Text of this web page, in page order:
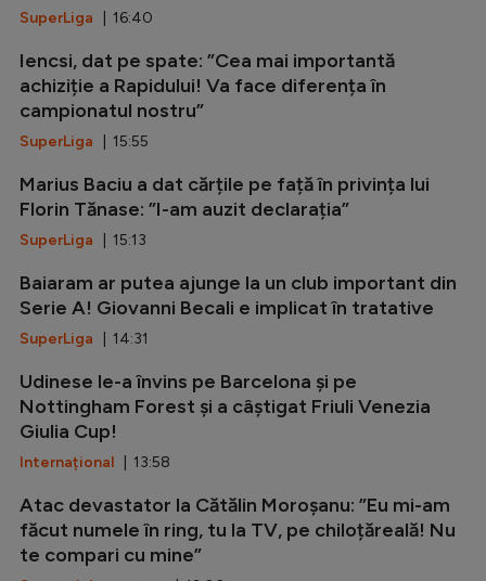
SuperLiga | 16:40
Iencsi, dat pe spate: ”Cea mai importantă
achiziție a Rapidului! Va face diferența în
campionatul nostru”
SuperLiga | 15:55
Marius Baciu a dat cărțile pe față în privința lui
Florin Tănase: ”I-am auzit declarația”
SuperLiga | 15:13
Baiaram ar putea ajunge la un club important din
Serie A! Giovanni Becali e implicat în tratative
SuperLiga | 14:31
Udinese le-a învins pe Barcelona și pe
Nottingham Forest și a câștigat Friuli Venezia
Giulia Cup!
Internațional | 13:58
Atac devastator la Cătălin Moroșanu: ”Eu mi-am
făcut numele în ring, tu la TV, pe chiloțăreală! Nu
te compari cu mine”